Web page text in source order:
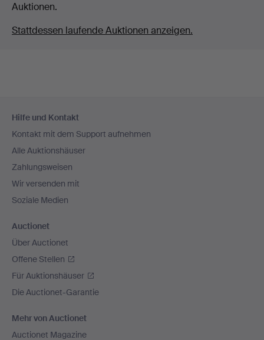
Auktionen.
Stattdessen laufende Auktionen anzeigen.
Navigation
Hilfe und Kontakt
Kontakt mit dem Support aufnehmen
Alle Auktionshäuser
Zahlungsweisen
Wir versenden mit
Soziale Medien
Auctionet
Über Auctionet
Offene Stellen
Für Auktionshäuser
Die Auctionet-Garantie
Mehr von Auctionet
Auctionet Magazine